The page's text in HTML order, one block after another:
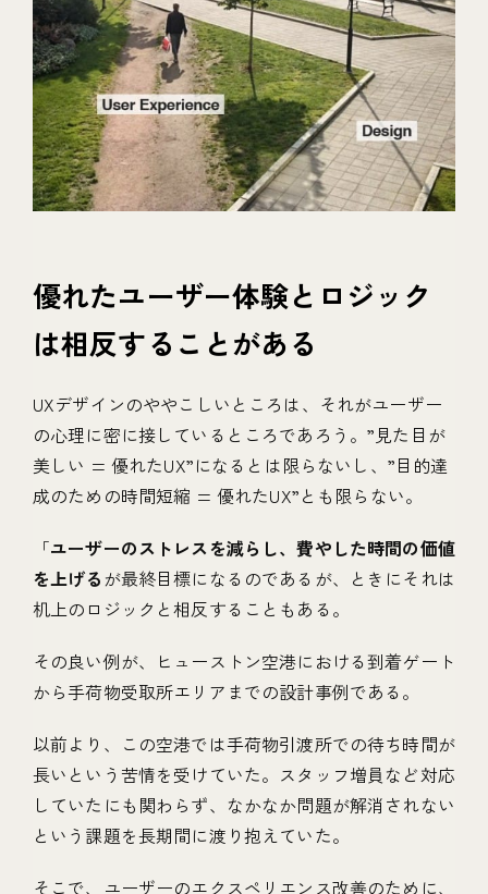
優れたユーザー体験とロジック
は相反することがある
UXデザインのややこしいところは、それがユーザー
の心理に密に接しているところであろう。”見た目が
美しい = 優れたUX”になるとは限らないし、”目的達
成のための時間短縮 = 優れたUX”とも限らない。
「ユーザーのストレスを減らし、費やした時間の価値
を上げるが最終目標になるのであるが、ときにそれは
机上のロジックと相反することもある。
その良い例が、ヒューストン空港における到着ゲート
から手荷物受取所エリアまでの設計事例である。
以前より、この空港では手荷物引渡所での待ち時間が
長いという苦情を受けていた。スタッフ増員など対応
していたにも関わらず、なかなか問題が解消されない
という課題を長期間に渡り抱えていた。
そこで、ユーザーのエクスペリエンス改善のために、